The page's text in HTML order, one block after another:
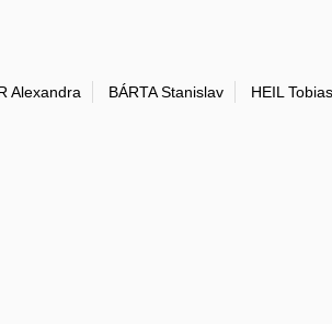
Alexandra BÁRTA Stanislav
HEIL